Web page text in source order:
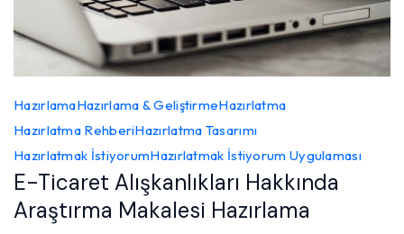
HazırlamaHazırlama & GeliştirmeHazırlatma
Hazırlatma RehberiHazırlatma Tasarımı
Hazırlatmak İstiyorumHazırlatmak İstiyorum Uygulaması
E-Ticaret Alışkanlıkları Hakkında
Araştırma Makalesi Hazırlama